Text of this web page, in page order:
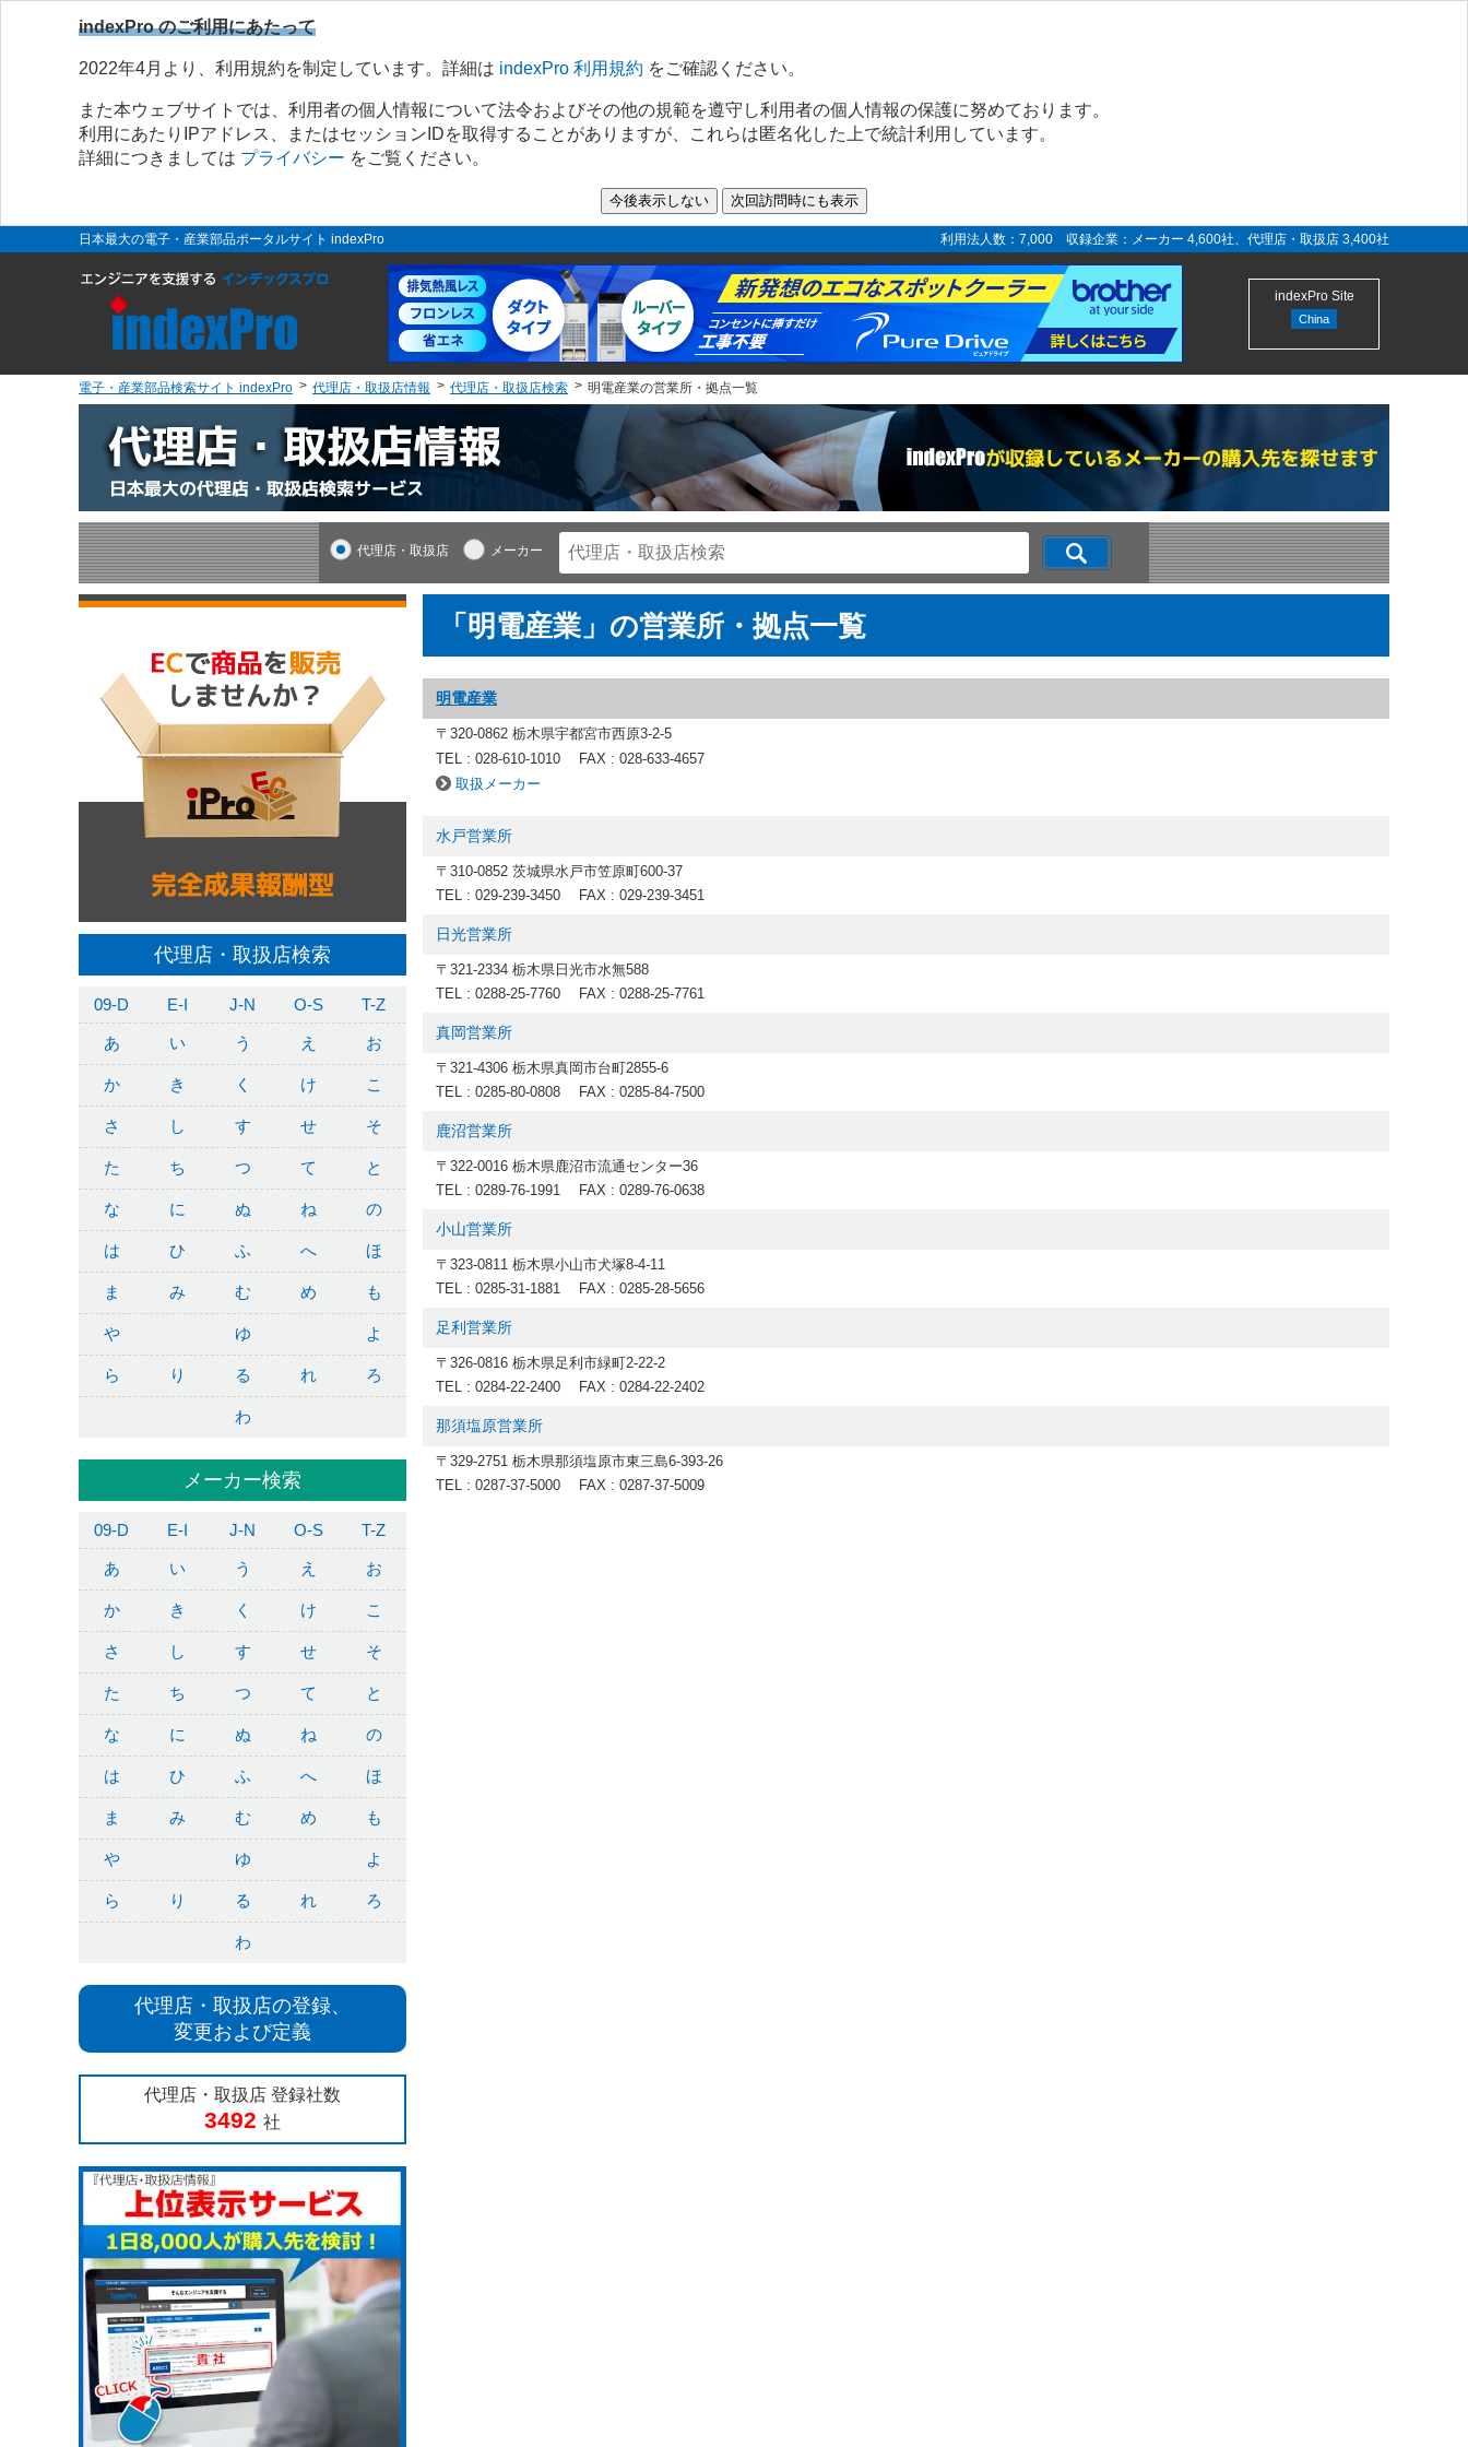
indexPro のご利用にあたって
2022年4月より、利用規約を制定しています。詳細は indexPro 利用規約 をご確認ください。
また本ウェブサイトでは、利用者の個人情報について法令およびその他の規範を遵守し利用者の個人情報の保護に努めております。
利用にあたりIPアドレス、またはセッションIDを取得することがありますが、これらは匿名化した上で統計利用しています。
詳細につきましては プライバシー をご覧ください。
日本最大の電子・産業部品ポータルサイト indexPro 利用法人数：7,000 収録企業：メーカー 4,600社、代理店・取扱店 3,400社
indexPro Site
China
電子・産業部品検索サイト indexPro 代理店・取扱店情報 代理店・取扱店検索 明電産業の営業所・拠点一覧
代理店・取扱店 メーカー
代理店・取扱店検索
09-D E-I J-N O-S T-Z
あ い う え お
か き く け こ
さ し す せ そ
た ち つ て と
な に ぬ ね の
は ひ ふ へ ほ
ま み む め も
や ゆ よ
ら り る れ ろ
わ
メーカー検索
09-D E-I J-N O-S T-Z
あ い う え お
か き く け こ
さ し す せ そ
た ち つ て と
な に ぬ ね の
は ひ ふ へ ほ
ま み む め も
や ゆ よ
ら り る れ ろ
わ
代理店・取扱店の登録、
変更および定義
代理店・取扱店 登録社数
3492 社
「明電産業」の営業所・拠点一覧
明電産業
〒320-0862 栃木県宇都宮市西原3-2-5
TEL : 028-610-1010
FAX : 028-633-4657
取扱メーカー
水戸営業所
〒310-0852 茨城県水戸市笠原町600-37
TEL : 029-239-3450
FAX : 029-239-3451
日光営業所
〒321-2334 栃木県日光市水無588
TEL : 0288-25-7760
FAX : 0288-25-7761
真岡営業所
〒321-4306 栃木県真岡市台町2855-6
TEL : 0285-80-0808
FAX : 0285-84-7500
鹿沼営業所
〒322-0016 栃木県鹿沼市流通センター36
TEL : 0289-76-1991
FAX : 0289-76-0638
小山営業所
〒323-0811 栃木県小山市犬塚8-4-11
TEL : 0285-31-1881
FAX : 0285-28-5656
足利営業所
〒326-0816 栃木県足利市緑町2-22-2
TEL : 0284-22-2400
FAX : 0284-22-2402
那須塩原営業所
〒329-2751 栃木県那須塩原市東三島6-393-26
TEL : 0287-37-5000
FAX : 0287-37-5009